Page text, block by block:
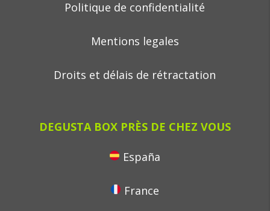
Politique de confidentialité
Mentions legales
Droits et délais de rétractation
DEGUSTA BOX PRÈS DE CHEZ VOUS
España
France